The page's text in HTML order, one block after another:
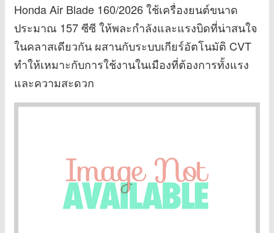
Honda Air Blade 160/2026 ใช้เครื่องยนต์ขนาด
ประมาณ 157 ซีซี ให้พละกำลังและแรงบิดที่น่าสนใจ
ในคลาสเดียวกัน ผสานกับระบบเกียร์อัตโนมัติ CVT
ทำให้เหมาะกับการใช้งานในเมืองที่ต้องการทั้งแรง
และความสะดวก